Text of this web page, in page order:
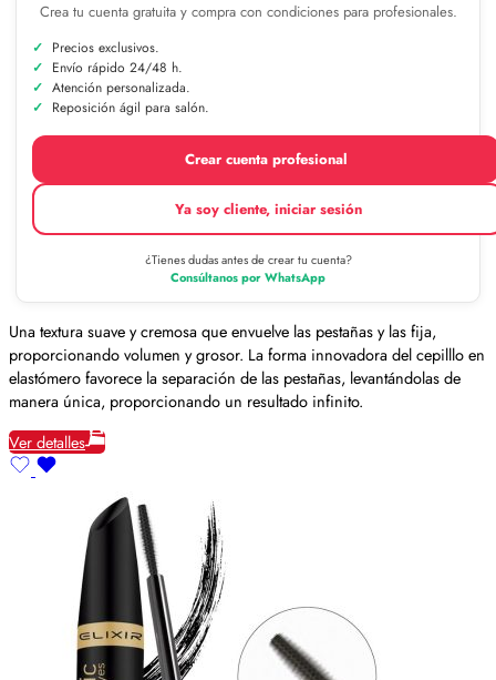
Crea tu cuenta gratuita y compra con condiciones para profesionales.
Precios exclusivos.
Envío rápido 24/48 h.
Atención personalizada.
Reposición ágil para salón.
Crear cuenta profesional
Ya soy cliente, iniciar sesión
¿Tienes dudas antes de crear tu cuenta?
Consúltanos por WhatsApp
Una textura suave y cremosa que envuelve las pestañas y las fija,
proporcionando volumen y grosor. La forma innovadora del cepilllo en
elastómero favorece la separación de las pestañas, levantándolas de
manera única, proporcionando un resultado infinito.
Ver detalles